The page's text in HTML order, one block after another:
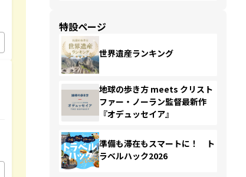
特設ページ
世界遺産ランキング
地球の歩き方 meets クリスト
ファー・ノーラン監督最新作
『オデュッセイア』
準備も滞在もスマートに！ ト
ラベルハック2026